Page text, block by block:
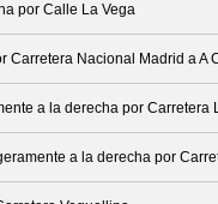
por Calle La Vega
Carretera Nacional Madrid a A
a la derecha por Carretera
a la derecha por